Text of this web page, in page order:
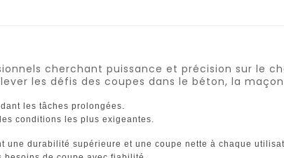
cherchant puissance et précision sur le
les défis des coupes dans le béton, la
les tâches prolongées.
conditions les plus exigeantes.
une durabilité supérieure et une coupe nette à chaque